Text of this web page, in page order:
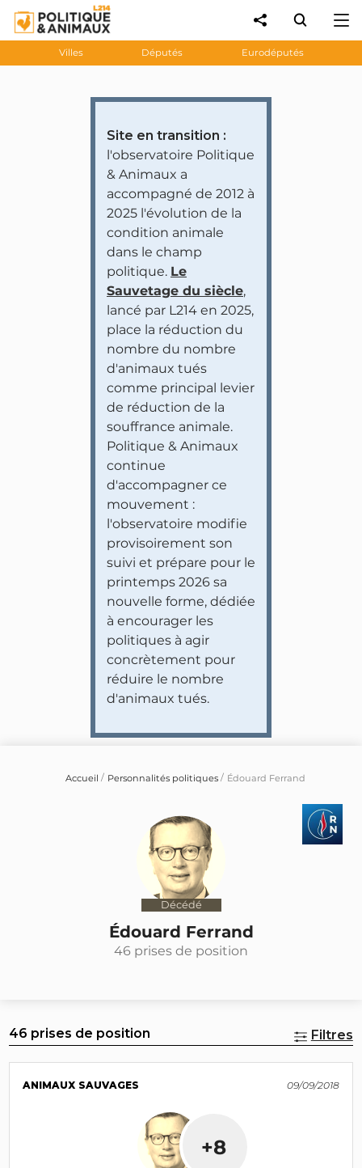
Villes Députés Eurodéputés
Site en transition :
l'observatoire Politique
& Animaux a
accompagné de 2012 à
2025 l'évolution de la
condition animale
dans le champ
politique. Le
Sauvetage du siècle,
lancé par L214 en 2025,
place la réduction du
nombre du nombre
d'animaux tués
comme principal levier
de réduction de la
souffrance animale.
Politique & Animaux
continue
d'accompagner ce
mouvement :
l'observatoire modifie
provisoirement son
suivi et prépare pour le
printemps 2026 sa
nouvelle forme, dédiée
à encourager les
politiques à agir
concrètement pour
réduire le nombre
d'animaux tués.
Accueil Personnalités politiques Édouard Ferrand
Décédé
Édouard Ferrand
46 prises de position
46 prises de position Filtres
ANIMAUX SAUVAGES 09/09/2018
+8